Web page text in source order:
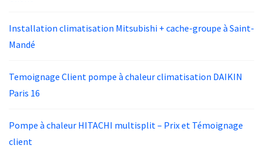
Installation climatisation Mitsubishi + cache-groupe à Saint-
Mandé
Temoignage Client pompe à chaleur climatisation DAIKIN
Paris 16
Pompe à chaleur HITACHI multisplit – Prix et Témoignage
client